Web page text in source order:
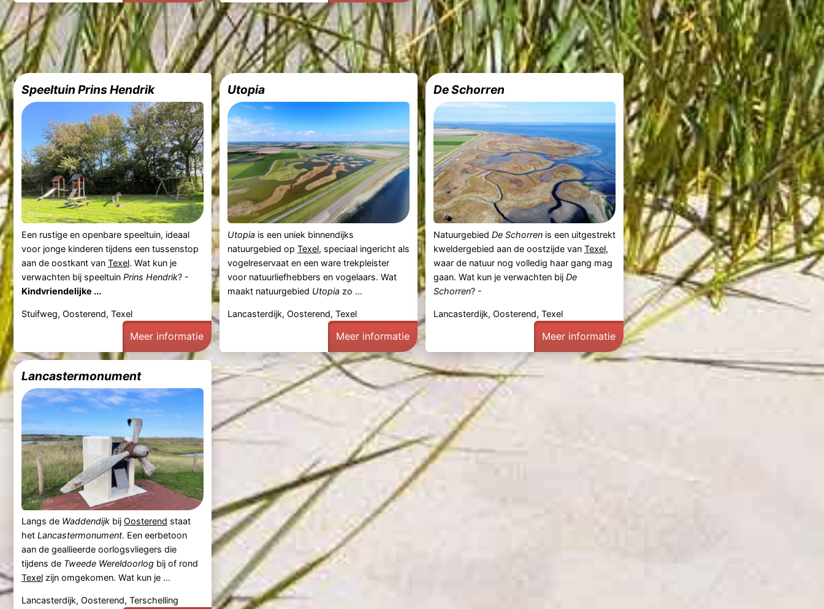
Speeltuin Prins Hendrik
Een rustige en openbare speeltuin, ideaal
voor jonge kinderen tijdens een tussenstop
aan de oostkant van Texel. Wat kun je
verwachten bij speeltuin Prins Hendrik? -
Kindvriendelijke ...
Stuifweg, Oosterend, Texel
Meer informatie
Utopia
Utopiais een uniek binnendijks
natuurgebied op Texel, speciaal ingericht als
vogelreservaat en een ware trekpleister
voor natuurliefhebbers en vogelaars. Wat
maakt natuurgebied Utopiazo ...
Lancasterdijk, Oosterend, Texel
Meer informatie
De Schorren
Natuurgebied De Schorrenis een uitgestrekt
kweldergebied aan de oostzijde van Texel,
waar de natuur nog volledig haar gang mag
gaan. Wat kun je verwachten bij De
Schorren? -
Lancasterdijk, Oosterend, Texel
Meer informatie
Lancastermonument
Langs de Waddendijkbij Oosterend staat
het Lancastermonument. Een eerbetoon
aan de geallieerde oorlogsvliegers die
tijdens de Tweede Wereldoorlogbij of rond
Texelzijn omgekomen. Wat kun je ...
Lancasterdijk, Oosterend, Terschelling